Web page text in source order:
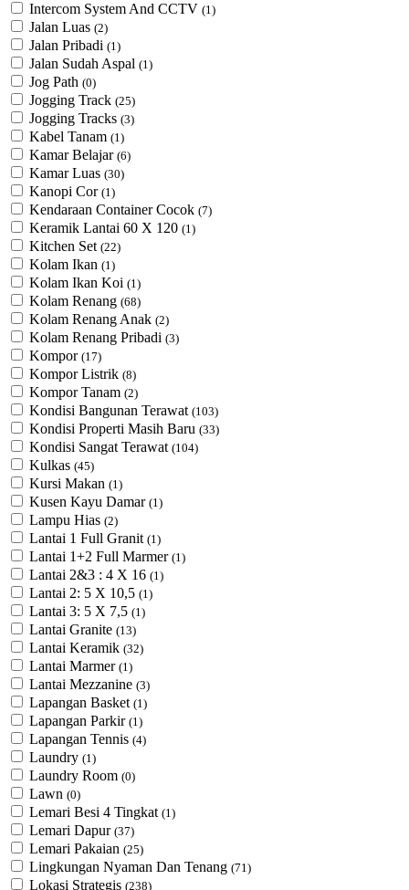
Intercom System And CCTV (1)
Jalan Luas (2)
Jalan Pribadi (1)
Jalan Sudah Aspal (1)
Jog Path (0)
Jogging Track (25)
Jogging Tracks (3)
Kabel Tanam (1)
Kamar Belajar (6)
Kamar Luas (30)
Kanopi Cor (1)
Kendaraan Container Cocok (7)
Keramik Lantai 60 X 120 (1)
Kitchen Set (22)
Kolam Ikan (1)
Kolam Ikan Koi (1)
Kolam Renang (68)
Kolam Renang Anak (2)
Kolam Renang Pribadi (3)
Kompor (17)
Kompor Listrik (8)
Kompor Tanam (2)
Kondisi Bangunan Terawat (103)
Kondisi Properti Masih Baru (33)
Kondisi Sangat Terawat (104)
Kulkas (45)
Kursi Makan (1)
Kusen Kayu Damar (1)
Lampu Hias (2)
Lantai 1 Full Granit (1)
Lantai 1+2 Full Marmer (1)
Lantai 2&3 : 4 X 16 (1)
Lantai 2: 5 X 10,5 (1)
Lantai 3: 5 X 7,5 (1)
Lantai Granite (13)
Lantai Keramik (32)
Lantai Marmer (1)
Lantai Mezzanine (3)
Lapangan Basket (1)
Lapangan Parkir (1)
Lapangan Tennis (4)
Laundry (1)
Laundry Room (0)
Lawn (0)
Lemari Besi 4 Tingkat (1)
Lemari Dapur (37)
Lemari Pakaian (25)
Lingkungan Nyaman Dan Tenang (71)
Lokasi Strategis (238)